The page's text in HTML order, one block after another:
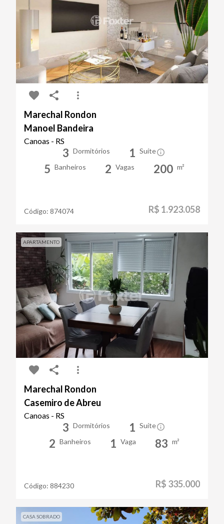
Marechal Rondon
Manoel Bandeira
Canoas - RS
3 Dormitórios 1 Suíte
5 Banheiros 2 Vagas 200 m²
Código: 874074 R$ 1.923.058
APARTAMENTO
Marechal Rondon
Casemiro de Abreu
Canoas - RS
3 Dormitórios 1 Suíte
2 Banheiros 1 Vaga 83 m²
Código: 884230 R$ 335.000
CASA SOBRADO